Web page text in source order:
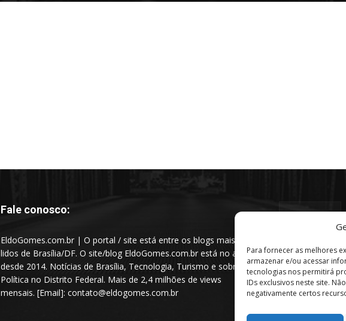
Para fornecer as melhores
armazenar e/ou acessar
tecnologias nos permitirá
IDs exclusivos neste site.
negativamente certos
Fale conosco:
EldoGomes.com.br | O portal / site está entre os blogs mais
lidos de Brasília/DF. O site/blog EldoGomes.com.br está no ar
desde 2014. Notícias de Brasília, Tecnologia, Turismo e sobre a
Política no Distrito Federal. Mais de 2,4 milhões de views
mensais. [Email]: contato@eldogomes.com.br